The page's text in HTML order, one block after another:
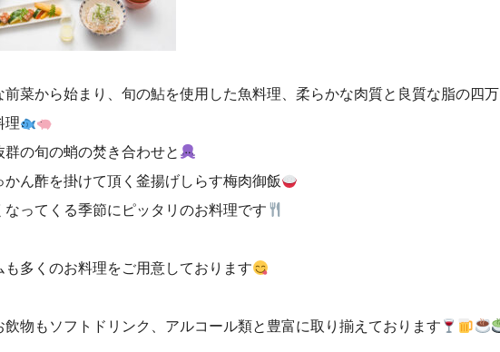
前菜から始まり、旬の鮎を使用した魚料理、柔らかな肉質と良質な脂の四万
理
群の旬の蛸の焚き合わせと
かん酢を掛けて頂く釜揚げしらす梅肉御飯
なってくる季節にピッタリのお料理です
も多くのお料理をご用意しております
飲物もソフトドリンク、アルコール類と豊富に取り揃えております